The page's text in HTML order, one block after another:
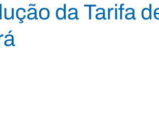
da Tarifa